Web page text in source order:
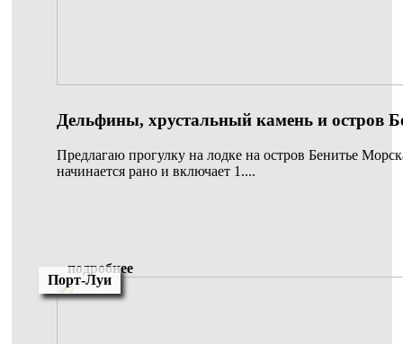
Дельфины, xрустальный камень и остров
Предлагаю прогулку на лодке на остров Бенитье
начинается рано и включает 1....
подробнее
Порт-Луи